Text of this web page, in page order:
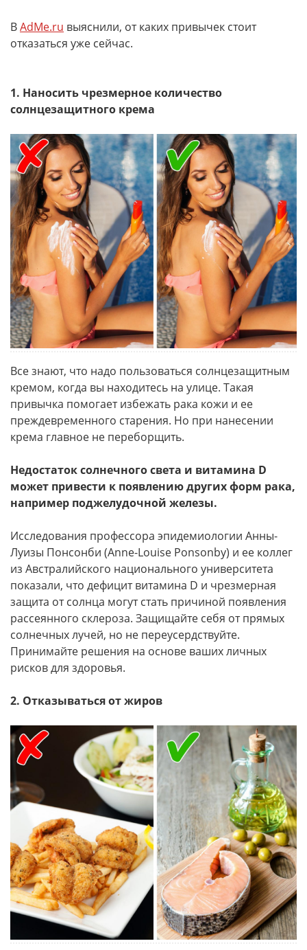
ВAdMe.ru выяснили, от каких привычек стоит
отказаться уже сейчас.
1. Наносить чрезмерное количество
солнцезащитного крема
Все знают, что надо пользоваться солнцезащитным
кремом, когда вы находитесь на улице. Такая
привычка помогает избежать рака кожи и ее
преждевременного старения. Но при нанесении
крема главное не переборщить.
Недостаток солнечного света и витамина D
может привести к появлению других форм рака,
например поджелудочной железы.
Исследования профессора эпидемиологии Анны-
Луизы Понсонби (Anne-Louise Ponsonby) и ее коллег
из Австралийского национального университета
показали, что дефицит витамина D и чрезмерная
защита от солнца могут стать причиной появления
рассеянного склероза. Защищайте себя от прямых
солнечных лучей, но не переусердствуйте.
Принимайте решения на основе ваших личных
рисков для здоровья.
2. Отказываться от жиров